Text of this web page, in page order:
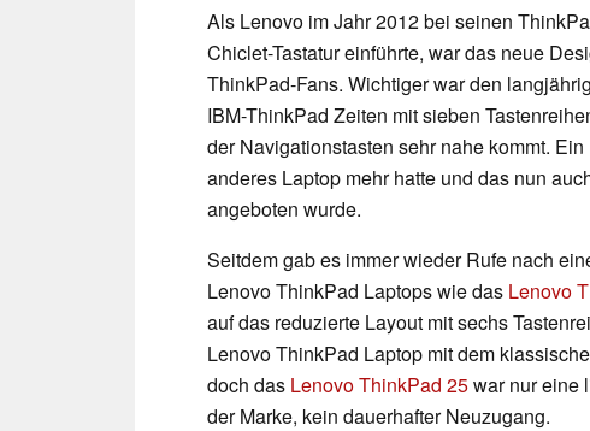
Als Lenovo im Jahr 2012 bei seinen
Chiclet-Tastatur einführte, war das neue
ThinkPad-Fans. Wichtiger war den
IBM-ThinkPad Zeiten mit sieben
der Navigationstasten sehr nahe kommt.
anderes Laptop mehr hatte und das nun
angeboten wurde.
Seitdem gab es immer wieder Rufe nach
Lenovo ThinkPad Laptops wie das Lenovo
auf das reduzierte Layout mit sechs
Lenovo ThinkPad Laptop mit dem
doch das Lenovo ThinkPad 25war nur eine
der Marke, kein dauerhafter Neuzugang.